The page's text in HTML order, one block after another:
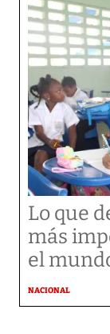
Lo que
más
el
NACIONAL